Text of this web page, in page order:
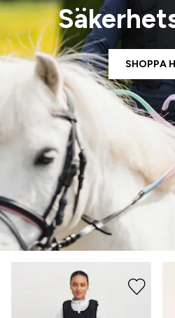
SHOPPA